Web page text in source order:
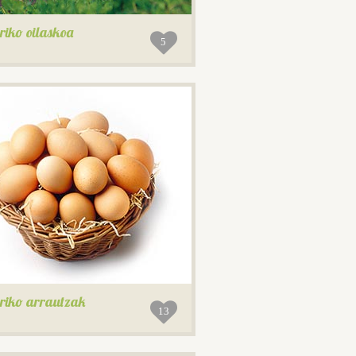
oilaskoa
5
arrautzak
13